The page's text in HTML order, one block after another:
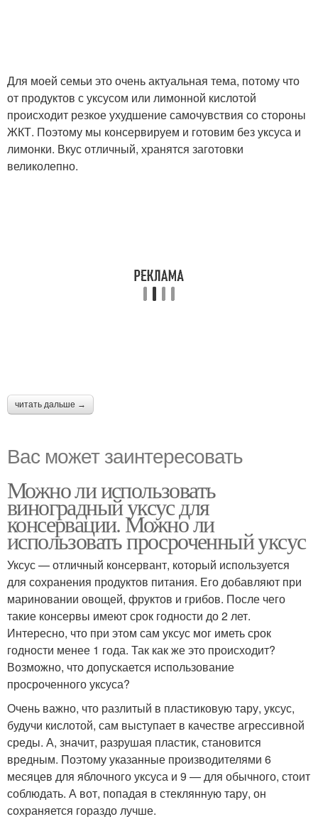
Для моей семьи это очень актуальная тема, потому что
от продуктов с уксусом или лимонной кислотой
происходит резкое ухудшение самочувствия со стороны
ЖКТ. Поэтому мы консервируем и готовим без уксуса и
лимонки. Вкус отличный, хранятся заготовки
великолепно.
читать дальше →
Вас может заинтересовать
Можно ли использовать
виноградный уксус для
консервации. Можно ли
использовать просроченный уксус
Уксус — отличный консервант, который используется
для сохранения продуктов питания. Его добавляют при
мариновании овощей, фруктов и грибов. После чего
такие консервы имеют срок годности до 2 лет.
Интересно, что при этом сам уксус мог иметь срок
годности менее 1 года. Так как же это происходит?
Возможно, что допускается использование
просроченного уксуса?
Очень важно, что разлитый в пластиковую тару, уксус,
будучи кислотой, сам выступает в качестве агрессивной
среды. А, значит, разрушая пластик, становится
вредным. Поэтому указанные производителями 6
месяцев для яблочного уксуса и 9 — для обычного, стоит
соблюдать. А вот, попадая в стеклянную тару, он
сохраняется гораздо лучше.